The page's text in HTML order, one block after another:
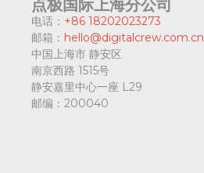
电话： +86 18202023273
邮箱： hello@digitalcrew.com.cn
中国上海市 静安区
南京西路 1515号
静安嘉里中心一座 L29
邮编： 200040